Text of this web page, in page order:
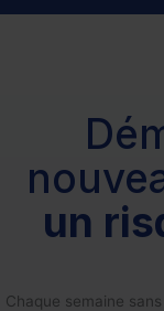
un
Chaque semaine